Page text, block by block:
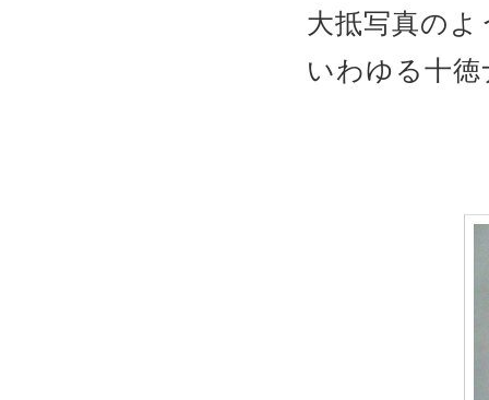
大抵写真の
いわゆる十